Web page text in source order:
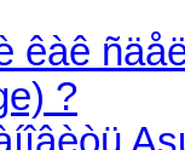
êàê
?